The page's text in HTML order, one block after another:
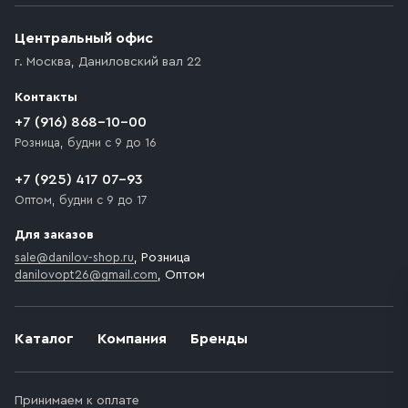
возникают препятствия для подъезда автомобиля,
которое максимально близко к месту запланированной
движения. Если на территории места назначения
доставки предусмотрен платный въезд, то Покупателю
необходимо компенсировать стоимость въезда
Каталог Компания Бренды
Принимаем к оплате
Центральный офис
г. Москва, Даниловский вал 22
Контакты
+7 (916) 868-10-00
Розница, будни с 9 до 16
+7 (925) 417 07-93
Оптом, будни с 9 до 17
Для заказов
sale@danilov-shop.ru, Розница
danilovopt26@gmail.com, Оптом